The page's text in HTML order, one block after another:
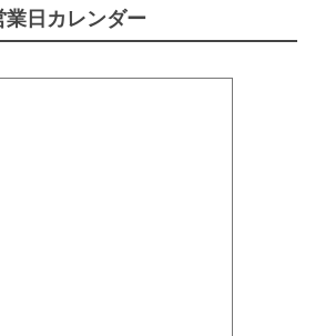
業日カレンダー